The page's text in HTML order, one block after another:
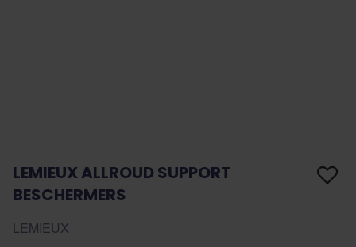
LEMIEUX ALLROUD SUPPORT
BESCHERMERS
LEMIEUX